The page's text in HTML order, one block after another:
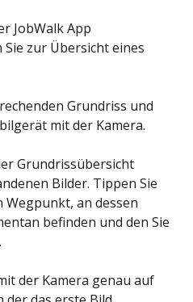
JobWalk App
zur Übersicht eines
Grundriss und
mit der Kamera.
Grundrissübersicht
Bilder. Tippen Sie
an dessen
befinden und den Sie
der Kamera genau auf